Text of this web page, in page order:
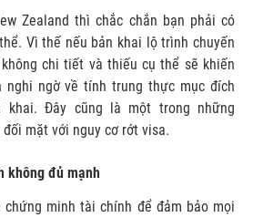
Zealand thì chắc chắn bạn phải có
Vì thế nếu bản khai lộ trình chuyến
chi tiết và thiếu cụ thể sẽ khiến
nghi ngờ về tính trung thực mục đích
khai. Đây cũng là một trong những
mặt với nguy cơ rớt visa.
không đủ mạnh
chứng minh tài chính để đảm bảo mọi